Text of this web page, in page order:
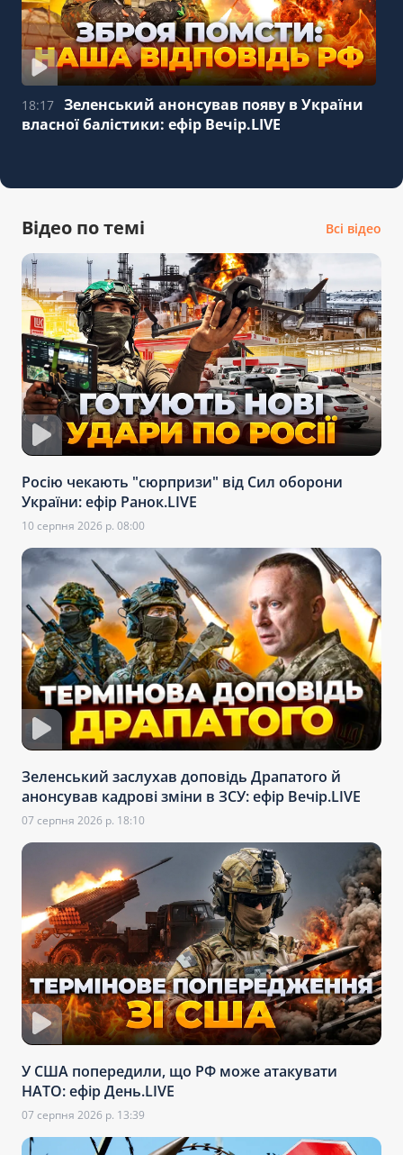
18:17 Зеленський анонсував появу в України
власної балістики: ефір Вечір.LIVE
Відео по темі Всі відео
Росію чекають "сюрпризи" від Сил оборони
України: ефір Ранок.LIVE
10 серпня 2026 р. 08:00
Зеленський заслухав доповідь Драпатого й
анонсував кадрові зміни в ЗСУ: ефір Вечір.LIVE
07 серпня 2026 р. 18:10
У США попередили, що РФ може атакувати
НАТО: ефір День.LIVE
07 серпня 2026 р. 13:39